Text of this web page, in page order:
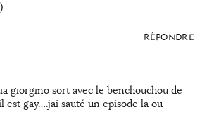
RÉPONDRE
giorgino sort avec le benchouchou de
est gay….jai sauté un episode la ou